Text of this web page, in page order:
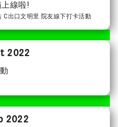
線啦!
出口文明里 院友線下打卡活動
2022
2022